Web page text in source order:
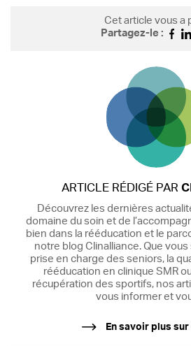
Cet article vous a
Partagez-le :
ARTICLE RÉDIGÉ PAR
Découvrez les dernières
domaine du soin et de
bien dans la rééducation et le
notre blog Clinalliance. Que
prise en charge des seniors, la
rééducation en clinique SMR
récupération des sportifs, nos
vous informer et
En savoir plus